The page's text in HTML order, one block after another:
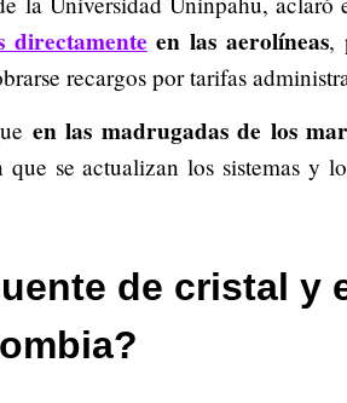
directamente en las aerolíneas,
recargos por tarifas
en las madrugadas de los
se actualizan los sistemas y
de cristal y